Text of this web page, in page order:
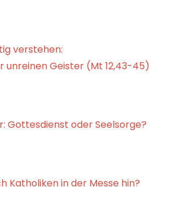
verstehen:
unreinen Geister (Mt 12,43-45)
Gottesdienst oder Seelsorge?
Katholiken in der Messe hin?